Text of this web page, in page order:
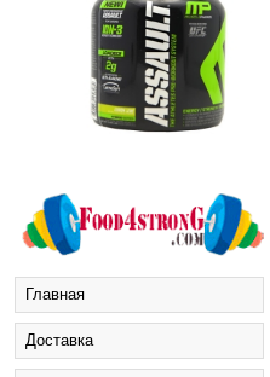
Главная
Доставка